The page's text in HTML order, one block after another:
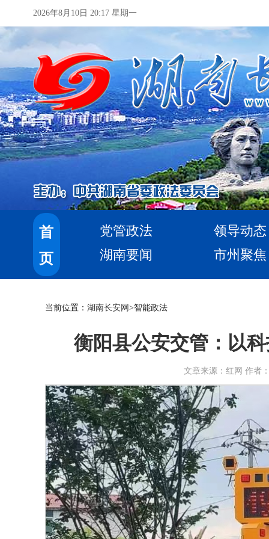
2026年8月10日 20:17 星期一
首
页
党管政法
领导动态
湖南要闻
市州聚焦
当前位置： 湖南长安网 >智能政法
衡阳县公安交管：以
文章来源：红网 作者